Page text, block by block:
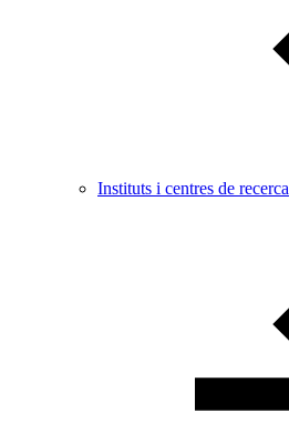
Instituts i centres de recerca